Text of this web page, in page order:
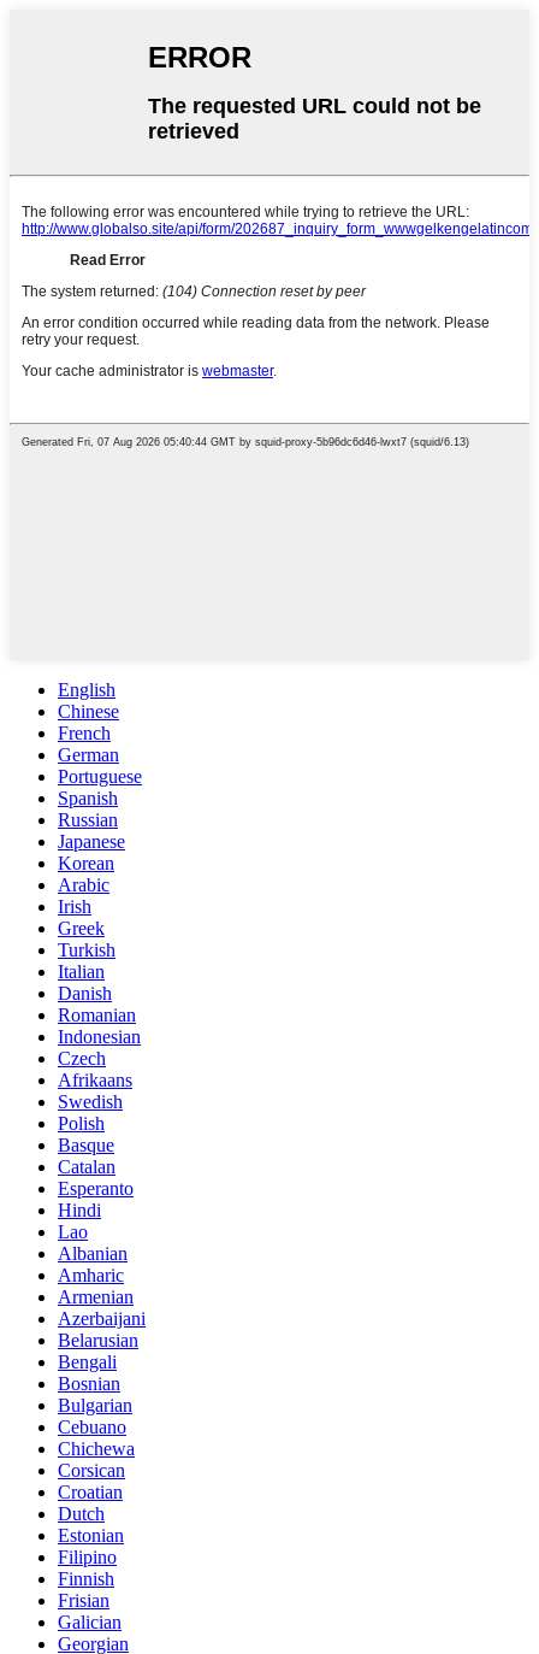
English
Chinese
French
German
Portuguese
Spanish
Russian
Japanese
Korean
Arabic
Irish
Greek
Turkish
Italian
Danish
Romanian
Indonesian
Czech
Afrikaans
Swedish
Polish
Basque
Catalan
Esperanto
Hindi
Lao
Albanian
Amharic
Armenian
Azerbaijani
Belarusian
Bengali
Bosnian
Bulgarian
Cebuano
Chichewa
Corsican
Croatian
Dutch
Estonian
Filipino
Finnish
Frisian
Galician
Georgian